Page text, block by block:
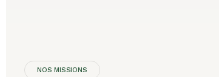
NOS MISSIONS